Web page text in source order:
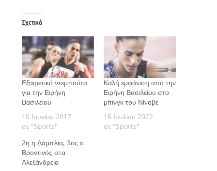
Σχετικά
Εξαιρετικό ντεμπούτο
για την Ειρήνη
Βασιλείου
10 Ιουνίου 2017
σε "Sports"
Καλή εμφάνιση από την
Ειρήνη Βασιλείου στο
μίτινγκ του Νίνοβε
16 Ιουλίου 2022
σε "Sports"
2η η Δάμπλια, 3ος ο
Βροντινός στα
Αλεξάνδρεια